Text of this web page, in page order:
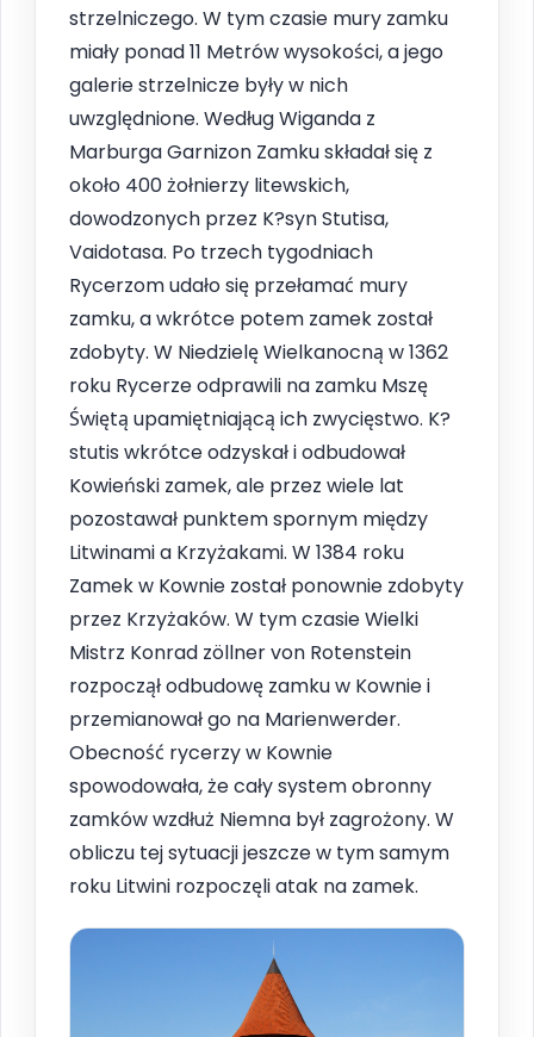
strzelniczego. W tym czasie mury zamku
miały ponad 11 Metrów wysokości, a jego
galerie strzelnicze były w nich
uwzględnione. Według Wiganda z
Marburga Garnizon Zamku składał się z
około 400 żołnierzy litewskich,
dowodzonych przez K?syn Stutisa,
Vaidotasa. Po trzech tygodniach
Rycerzom udało się przełamać mury
zamku, a wkrótce potem zamek został
zdobyty. W Niedzielę Wielkanocną w 1362
roku Rycerze odprawili na zamku Mszę
Świętą upamiętniającą ich zwycięstwo. K?
stutis wkrótce odzyskał i odbudował
Kowieński zamek, ale przez wiele lat
pozostawał punktem spornym między
Litwinami a Krzyżakami. W 1384 roku
Zamek w Kownie został ponownie zdobyty
przez Krzyżaków. W tym czasie Wielki
Mistrz Konrad zöllner von Rotenstein
rozpoczął odbudowę zamku w Kownie i
przemianował go na Marienwerder.
Obecność rycerzy w Kownie
spowodowała, że cały system obronny
zamków wzdłuż Niemna był zagrożony. W
obliczu tej sytuacji jeszcze w tym samym
roku Litwini rozpoczęli atak na zamek.